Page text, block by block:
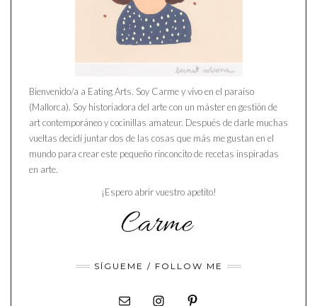
Bienvenido/a a Eating Arts. Soy Carme y vivo en el paraíso
(Mallorca). Soy historiadora del arte con un máster en gestión de
art contemporáneo y cocinillas amateur. Después de darle muchas
vueltas decidí juntar dos de las cosas que más me gustan en el
mundo para crear este pequeño rinconcito de recetas inspiradas
en arte.
¡Espero abrir vuestro apetito!
SÍGUEME / FOLLOW ME